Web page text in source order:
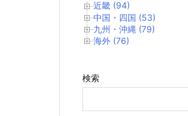
近畿 (94)
中国・四国 (53)
九州・沖縄 (79)
海外 (76)
検索